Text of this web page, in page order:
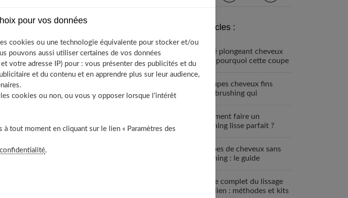
éviter
fins ?
à adopter
Derniers articles :
Carré plongeant cheveux
fins : pourquoi cette coupe
7 coupes cheveux fins
sans brushing qui
Comment faire un
brushing lisse parfait ?
Coupes de cheveux sans
brushing : le guide
Guide complet du lissage
brésilien : méthodes et kits
pour vos données
cookies ou une technologie équivalente pour stocker et/ou
pouvons aussi utiliser certaines de vos données
votre adresse IP) pour : vous présenter des publicités et du
et du contenu et en apprendre plus sur leur audience,
cookies ou non, ou vous y opposer lorsque l’intérêt
tout moment en cliquant sur le lien « Paramètres des
.